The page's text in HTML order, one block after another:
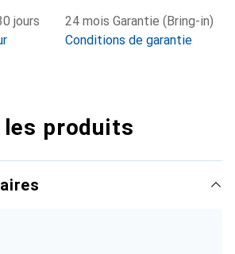
jours
24 mois Garantie (Bring-in)
Conditions de garantie
les produits